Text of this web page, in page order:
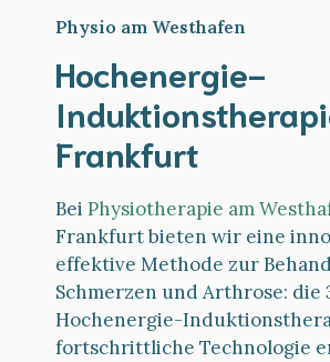
Physio am Westhafen
Hochenergie-
Frankfurt
Bei Physiotherapie am
Frankfurt bieten wir eine
effektive Methode zur
Schmerzen und Arthrose: die
Hochenergie-
fortschrittliche Technologie